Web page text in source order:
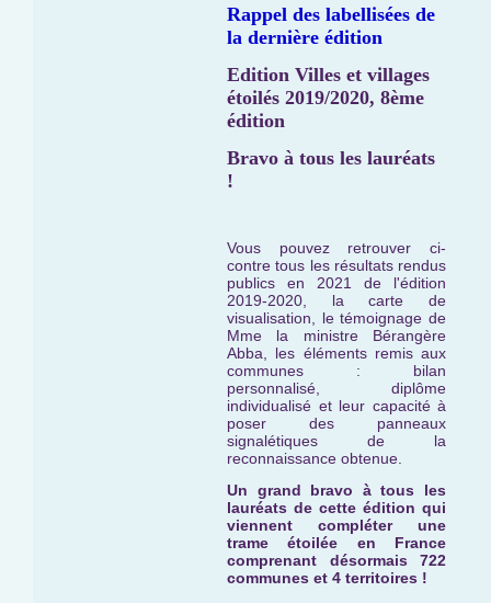
Rappel des labellisées de
la dernière édition
Edition Villes et villages
étoilés 2019/2020, 8ème
édition
Bravo à tous les lauréats
!
Vous pouvez retrouver ci-
contre tous les résultats rendus
publics en 2021 de l'édition
2019-2020, la carte de
visualisation, le témoignage de
Mme la ministre Bérangère
Abba, les éléments remis aux
communes : bilan
personnalisé, diplôme
individualisé et leur capacité à
poser des panneaux
signalétiques de la
reconnaissance obtenue.
Un grand bravo à tous les
lauréats de cette édition qui
viennent compléter une
trame étoilée en France
comprenant désormais 722
communes et 4 territoires !